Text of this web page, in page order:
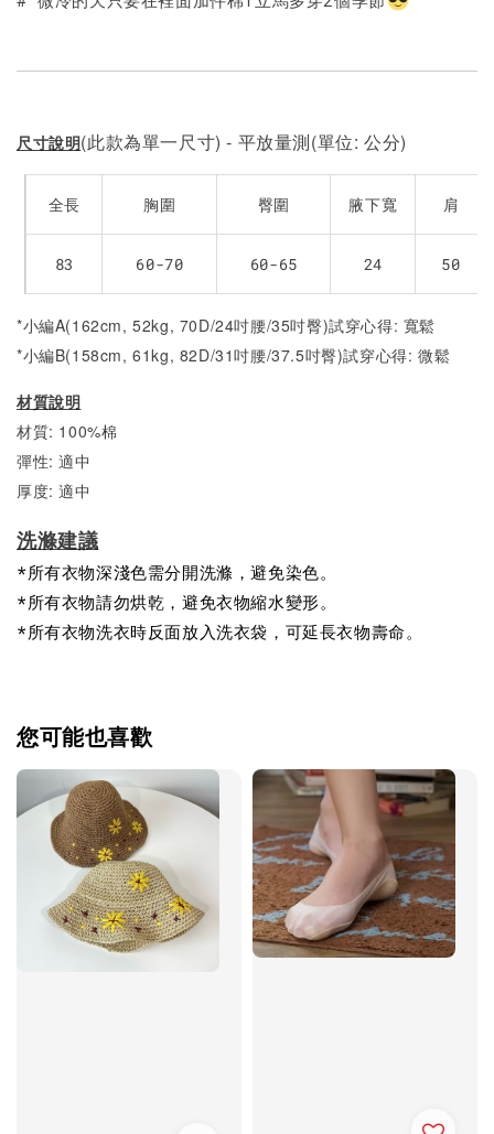
尺寸說明(此款為單一尺寸) - 平放量測(單位: 公分)
全長 胸圍 臀圍 腋下寬 肩
83 60-70 60-65 24 50
*小編A(162cm, 52kg, 70D/24吋腰/35吋臀)試穿心得: 寬鬆
*小編B(158cm, 61kg, 82D/31吋腰/37.5吋臀)試穿心得: 微鬆
材質說明
材質: 100%棉
彈性: 適中
厚度: 適中
洗滌建議
*所有衣物深淺色需分開洗滌，避免染色。
*所有衣物請勿烘乾，避免衣物縮水變形。
*所有衣物洗衣時反面放入洗衣袋，可延長衣物壽命。
您可能也喜歡